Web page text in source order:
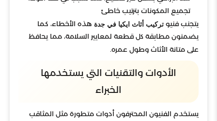
تجميع المكونات بترتيب خاطئ
يتجنب فنيو تركيب أثاث ايكيا في جدة هذه الأخطاء، كما
يضمنون مطابقة كل قطعة لمعايير السلامة، مما يحافظ
على متانة الأثاث وطول عمره.
الأدوات والتقنيات التي يستخدمها
الخبراء
يستخدم الفنيون المحترفون أدوات متطورة مثل المثاقب